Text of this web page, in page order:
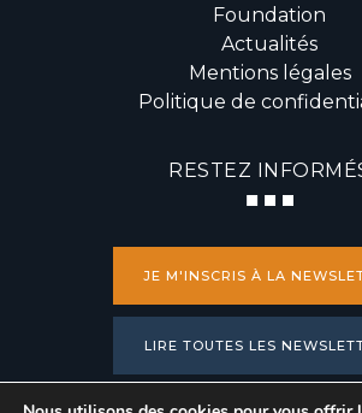
Foundation
Actualités
Mentions légales
Politique de
RESTEZ
JE M'INSCRIS À LA
LIRE TOUTES LES